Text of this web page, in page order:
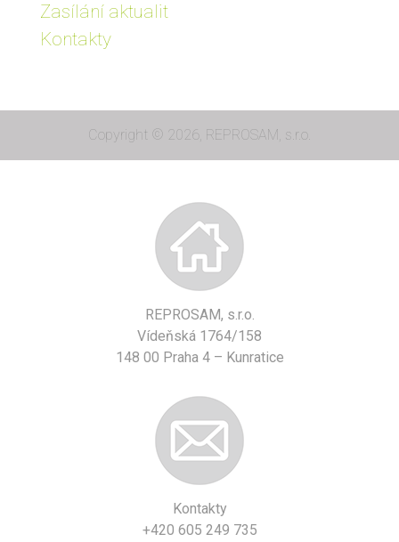
Zasílání aktualit
Kontakty
Copyright © 2026, REPROSAM, s.r.o.
REPROSAM, s.r.o.
Vídeňská 1764/158
148 00 Praha 4 – Kunratice
Kontakty
+420 605 249 735